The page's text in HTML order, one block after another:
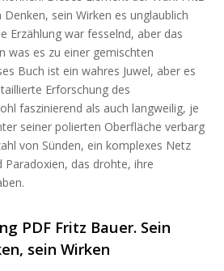
Denken, sein Wirken es unglaublich
Erzählung war fesselnd, aber das
was es zu einer gemischten
Buch ist ein wahres Juwel, aber es
Erforschung des
faszinierend als auch langweilig, je
seiner polierten Oberfläche verbarg
von Sünden, ein komplexes Netz
Paradoxien, das drohte, ihre
PDF Fritz Bauer. Sein
sein Wirken